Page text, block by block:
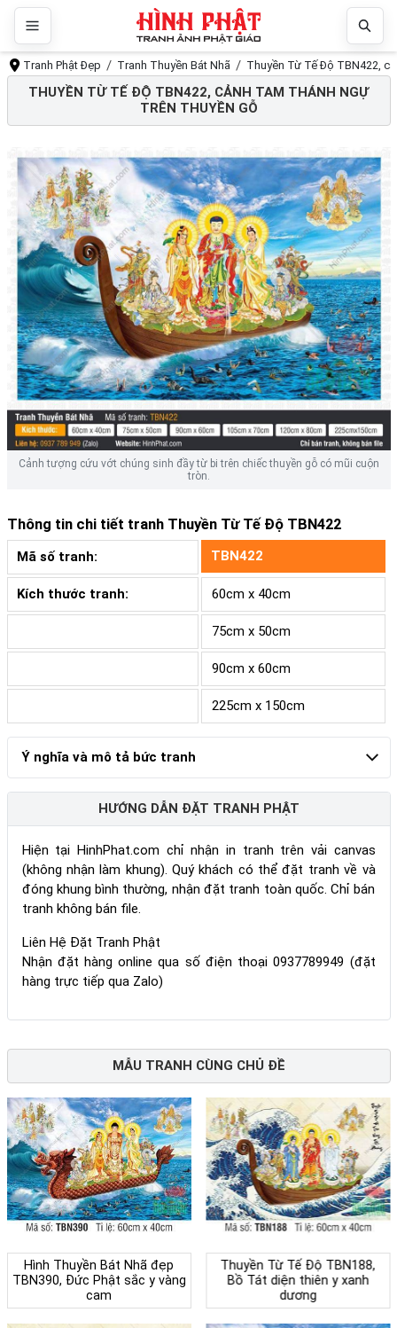
Tranh Phật Đẹp Tranh Thuyền Bát Nhã Thuyền Từ Tế Độ TBN422,
THUYỀN TỪ TẾ ĐỘ TBN422, CẢNH TAM THÁNH NGỰ
TRÊN THUYỀN GỖ
Cảnh tượng cứu vớt chúng sinh đầy từ bi trên chiếc thuyền gỗ có mũi cuộn
tròn.
Thông tin chi tiết tranh Thuyền Từ Tế Độ TBN422
Mã số tranh: TBN422
Kích thước tranh: 60cm x 40cm
75cm x 50cm
90cm x 60cm
225cm x 150cm
Ý nghĩa và mô tả bức tranh
HƯỚNG DẪN ĐẶT TRANH PHẬT
Hiện tại HinhPhat.com chỉ nhận in tranh trên vải canvas
(không nhận làm khung). Quý khách có thể đặt tranh về và
đóng khung bình thường, nhận đặt tranh toàn quốc. Chỉ bán
tranh không bán file.
Liên Hệ Đặt Tranh Phật
Nhận đặt hàng online qua số điện thoại 0937789949 (đặt
hàng trực tiếp qua Zalo)
MẪU TRANH CÙNG CHỦ ĐỀ
Hình Thuyền Bát Nhã đẹp
TBN390, Đức Phật sắc y vàng
cam
Thuyền Từ Tế Độ TBN188,
Bồ Tát diện thiên y xanh
dương